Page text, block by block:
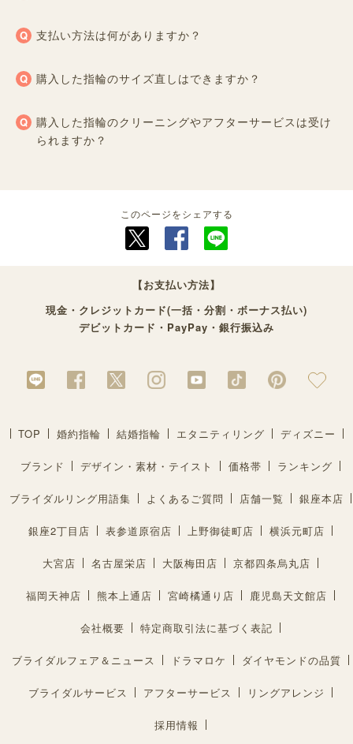
支払い方法は何がありますか？
購入した指輪のサイズ直しはできますか？
購入した指輪のクリーニングやアフターサービスは受け
られますか？
このページをシェアする
【お支払い方法】
現金・クレジットカード(一括・分割・ボーナス払い)
デビットカード・PayPay・銀行振込み
TOP 婚約指輪 結婚指輪 エタニティリング ディズニー
ブランド デザイン・素材・テイスト 価格帯 ランキング
ブライダルリング用語集 よくあるご質問 店舗一覧 銀座本店
銀座2丁目店 表参道原宿店 上野御徒町店 横浜元町店
大宮店 名古屋栄店 大阪梅田店 京都四条烏丸店
福岡天神店 熊本上通店 宮崎橘通り店 鹿児島天文館店
会社概要 特定商取引法に基づく表記
ブライダルフェア＆ニュース ドラマロケ ダイヤモンドの品質
ブライダルサービス アフターサービス リングアレンジ
採用情報